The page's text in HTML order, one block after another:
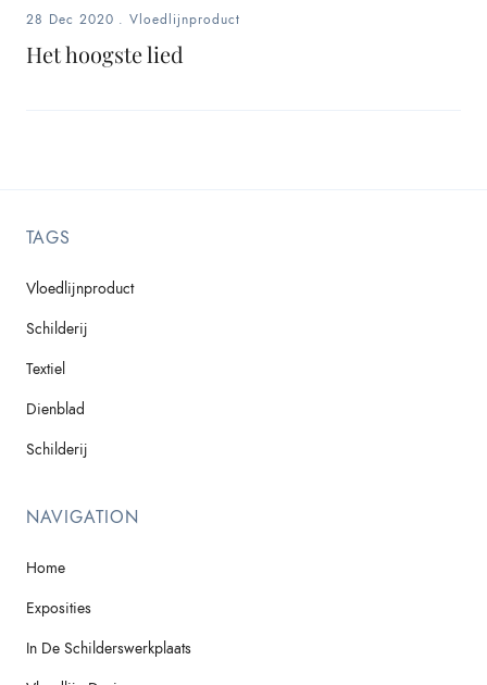
28 Dec 2020 . Vloedlijnproduct
Het hoogste lied
TAGS
Vloedlijnproduct
Schilderij
Textiel
Dienblad
Schilderij
NAVIGATION
Home
Exposities
In De Schilderswerkplaats